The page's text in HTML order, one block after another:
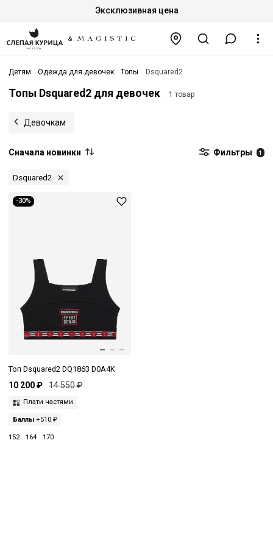
Эксклюзивная цена
Детям Одежда для девочек Топы Dsquared2
Топы Dsquared2 для девочек 1 товар
Девочкам
Сначала новинки Фильтры 1
Dsquared2
-30%
Топ Dsquared2 DQ1863 D0A4K
10 200 ₽ 14 550 ₽
Плати частями
Баллы +510 ₽
152 164 170